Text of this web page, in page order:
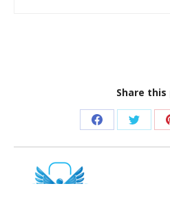
Share this